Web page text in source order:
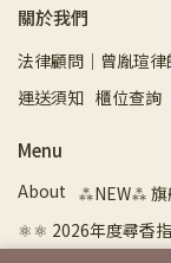
關於我們
法律顧問｜曾胤瑄律
運送須知 櫃位查詢
Menu
About ⁂NEW⁂ 旗
⚛︎⚛︎ 2026年度尋香